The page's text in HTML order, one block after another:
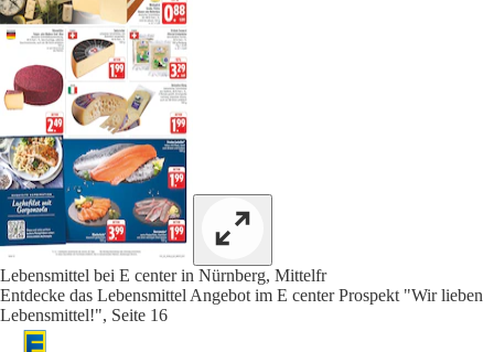
Lebensmittel bei E center in Nürnberg, Mittelfr
Entdecke das Lebensmittel Angebot im E center Prospekt "Wir lieben
Lebensmittel!", Seite 16